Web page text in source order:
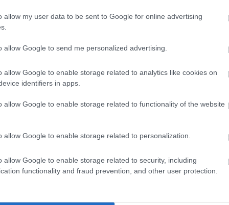
allow my user data to be sent to Google for online advertising
allow Google to send me personalized advertising.
allow Google to enable storage related to analytics like cookies on
identifiers in apps.
allow Google to enable storage related to functionality of the website
allow Google to enable storage related to personalization.
allow Google to enable storage related to security, including
functionality and fraud prevention, and other user protection.
εφαρμόζονται σε ολόκληρη την
στις τιμές των καυσίμωνο κ.
να στηριχθούν τα πιο ευάλωτα
όμως, μέτρα οριζόντια ή